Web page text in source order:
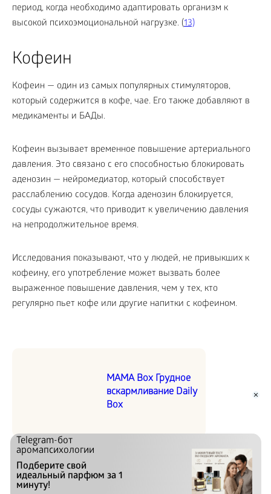
период, когда необходимо адаптировать организм к
высокой психоэмоциональной нагрузке. (13)
Кофеин
Кофеин — один из самых популярных стимуляторов,
который содержится в кофе, чае. Его также добавляют в
медикаменты и БАДы.
Кофеин вызывает временное повышение артериального
давления. Это связано с его способностью блокировать
аденозин — нейромедиатор, который способствует
расслаблению сосудов. Когда аденозин блокируется,
сосуды сужаются, что приводит к увеличению давления
на непродолжительное время.
Исследования показывают, что у людей, не привыкших к
кофеину, его употребление может вызвать более
выраженное повышение давления, чем у тех, кто
регулярно пьет кофе или другие напитки с кофеином.
MAMA Box Грудное
вскармливание Daily
Box
БАДы – не лекарства, но также могут вызвать побочные
реакции, иметь противопоказания. К тому же БАДы
Telegram-бот
аромапсихологии
Подберите свой
идеальный парфюм за 1
минуту!